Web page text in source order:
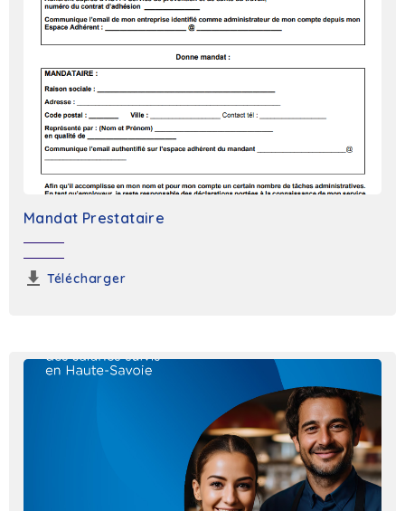
Mandat Prestataire
Télécharger